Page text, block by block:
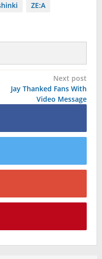
ZE:A
Next post
Jay Thanked Fans With
Video Message